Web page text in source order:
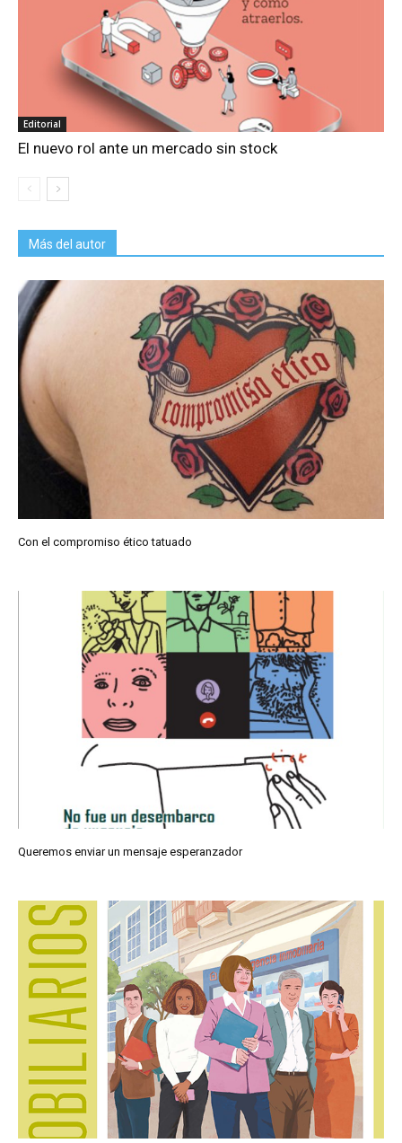
Editorial
El nuevo rol ante un mercado sin stock
Más del autor
Con el compromiso ético tatuado
Queremos enviar un mensaje esperanzador